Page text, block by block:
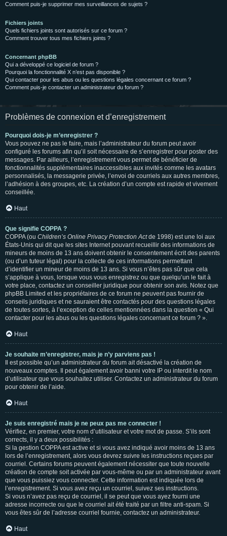
Comment puis-je supprimer mes surveillances de sujets ?
Fichiers joints
Quels fichiers joints sont autorisés sur ce forum ?
Comment trouver tous mes fichiers joints ?
Concernant phpBB
Qui a développé ce logiciel de forum ?
Pourquoi la fonctionnalité X n’est pas disponible ?
Qui contacter pour les abus ou les questions légales concernant ce forum ?
Comment puis-je contacter un administrateur du forum ?
Problèmes de connexion et d’enregistrement
Pourquoi dois-je m’enregistrer ?
Vous pouvez ne pas le faire, mais l’administrateur du forum peut avoir
configuré les forums afin qu’il soit nécessaire de s’enregistrer pour poster des
messages. Par ailleurs, l’enregistrement vous permet de bénéficier de
fonctionnalités supplémentaires inaccessibles aux invités comme les avatars
personnalisés, la messagerie privée, l’envoi de courriels aux autres membres,
l’adhésion à des groupes, etc. La création d’un compte est rapide et vivement
conseillée.
Haut
Que signifie COPPA ?
COPPA (ou Children’s Online Privacy Protection Actde 1998) est une loi aux
États-Unis qui dit que les sites Internet pouvant recueillir des informations de
mineurs de moins de 13 ans doivent obtenir le consentement écrit des parents
(ou d’un tuteur légal) pour la collecte de ces informations permettant
d’identifier un mineur de moins de 13 ans. Si vous n’êtes pas sûr que cela
s’applique à vous, lorsque vous vous enregistrez ou que quelqu’un le fait à
votre place, contactez un conseiller juridique pour obtenir son avis. Notez que
phpBB Limited et les propriétaires de ce forum ne peuvent pas fournir de
conseils juridiques et ne sauraient être contactés pour des questions légales
de toutes sortes, à l’exception de celles mentionnées dans la question « Qui
contacter pour les abus ou les questions légales concernant ce forum ? ».
Haut
Je souhaite m’enregistrer, mais je n’y parviens pas !
Il est possible qu’un administrateur du forum ait désactivé la création de
nouveaux comptes. Il peut également avoir banni votre IP ou interdit le nom
d’utilisateur que vous souhaitez utiliser. Contactez un administrateur du forum
pour obtenir de l’aide.
Haut
Je suis enregistré mais je ne peux pas me connecter !
Vérifiez, en premier, votre nom d’utilisateur et votre mot de passe. S’ils sont
corrects, il y a deux possibilités :
Si la gestion COPPA est active et si vous avez indiqué avoir moins de 13 ans
lors de l’enregistrement, alors vous devrez suivre les instructions reçues par
courriel. Certains forums peuvent également nécessiter que toute nouvelle
création de compte soit activée par vous-même ou par un administrateur avant
que vous puissiez vous connecter. Cette information est indiquée lors de
l’enregistrement. Si vous avez reçu un courriel, suivez ses instructions.
Si vous n’avez pas reçu de courriel, il se peut que vous ayez fourni une
adresse incorrecte ou que le courriel ait été traité par un filtre anti-spam. Si
vous êtes sûr de l’adresse courriel fournie, contactez un administrateur.
Haut